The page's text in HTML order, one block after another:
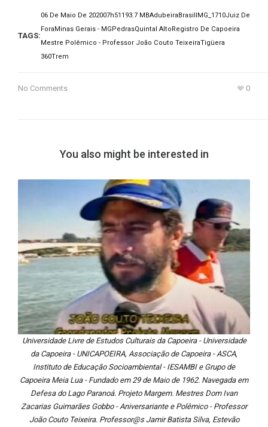
TAGS:
06 De Maio De 202007h51 193.7 MBAdubeira Brasil IMG_1710Juiz De
Fora Minas Gerais - MG PedrasQuintal Alto Registro De Capoeira
Mestre Polêmico - Professor João Couto TeixeiraTigüera
360Trem
No Comments 0
You also might be interested in
Universidade Livre de Estudos Culturais da Capoeira - Universidade
da Capoeira - UNICAPOEIRA, Associação de Capoeira - ASCA,
Instituto de Educação Socioambiental - IESAMBI e Grupo de
Capoeira Meia Lua - Fundado em 29 de Maio de 1962. Navegada em
Defesa do Lago Paranoá. Projeto Margem. Mestres Dom Ivan
Zacarias Guimarães Gobbo - Aniversariante e Polêmico - Professor
João Couto Teixeira. Professor@s Jamir Batista Silva, Estevão